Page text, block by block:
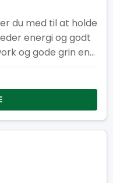
du med til at holde
energi og godt
og gode grin en
formiddagen og